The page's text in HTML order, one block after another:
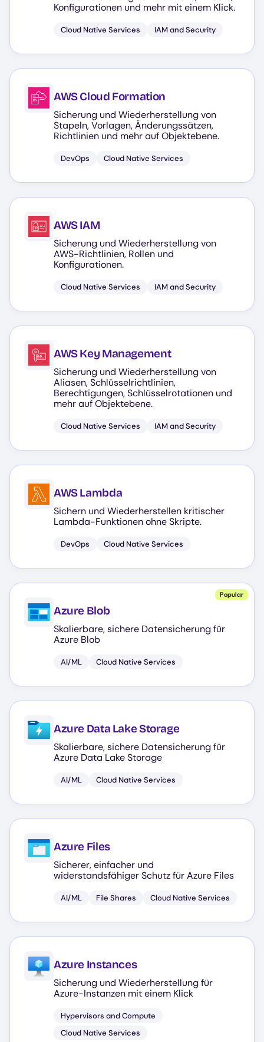
Konfigurationen und mehr mit einem Klick.
Cloud Native Services IAM and Security
AWS Cloud Formation
Sicherung und Wiederherstellung von
Stapeln, Vorlagen, Änderungssätzen,
Richtlinien und mehr auf Objektebene.
DevOps Cloud Native Services
AWS IAM
Sicherung und Wiederherstellung von
AWS-Richtlinien, Rollen und
Konfigurationen.
Cloud Native Services IAM and Security
AWS Key Management
Sicherung und Wiederherstellung von
Aliasen, Schlüsselrichtlinien,
Berechtigungen, Schlüsselrotationen und
mehr auf Objektebene.
Cloud Native Services IAM and Security
AWS Lambda
Sichern und Wiederherstellen kritischer
Lambda-Funktionen ohne Skripte.
DevOps Cloud Native Services
Popular
Azure Blob
Skalierbare, sichere Datensicherung für
Azure Blob
AI/ML Cloud Native Services
Azure Data Lake Storage
Skalierbare, sichere Datensicherung für
Azure Data Lake Storage
AI/ML Cloud Native Services
Azure Files
Sicherer, einfacher und
widerstandsfähiger Schutz für Azure Files
AI/ML File Shares Cloud Native Services
Azure Instances
Sicherung und Wiederherstellung für
Azure-Instanzen mit einem Klick
Hypervisors and Compute
Cloud Native Services